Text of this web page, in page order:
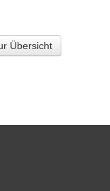
Übersicht